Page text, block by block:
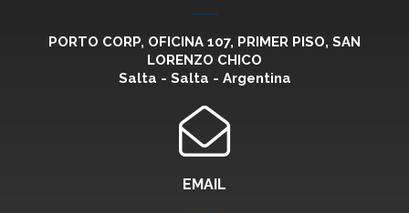
PORTO CORP, OFICINA 107, PRIMER PISO, SAN
LORENZO CHICO
Salta - Salta - Argentina
EMAIL